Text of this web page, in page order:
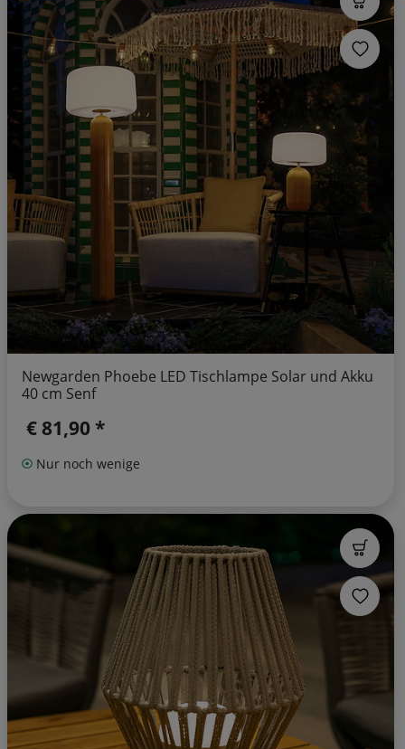
Newgarden Phoebe LED Tischlampe Solar und Akku
40 cm Senf
€ 81,90 *
Nur noch wenige